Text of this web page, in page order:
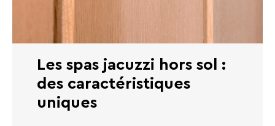
Les spas jacuzzi hors sol :
des caractéristiques
uniques